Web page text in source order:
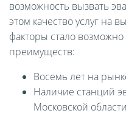
возможность вызвать
этом качество услуг на
факторы стало возможно
преимуществ:
Восемь лет на
Наличие станций
Московской